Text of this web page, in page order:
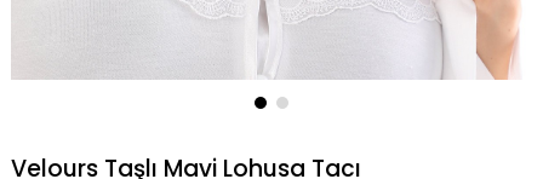
Velours Taşlı Mavi Lohusa Tacı